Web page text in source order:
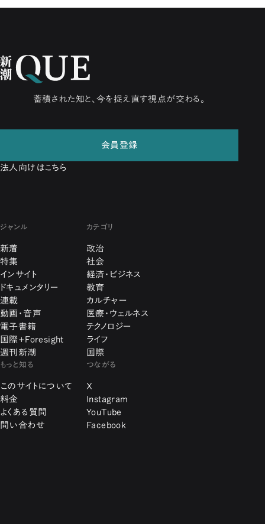
蓄積された知と、今を捉え直す視点が交わる。
会員登録
法人向けはこちら
ジャンル
新着
特集
インサイト
ドキュメンタリー
連載
動画・音声
電子書籍
国際+Foresight
週刊新潮
カテゴリ
政治
社会
経済・ビジネス
教育
カルチャー
医療・ウェルネス
テクノロジー
ライフ
国際
もっと知る
このサイトについて
料金
よくある質問
問い合わせ
つながる
X
Instagram
YouTube
Facebook